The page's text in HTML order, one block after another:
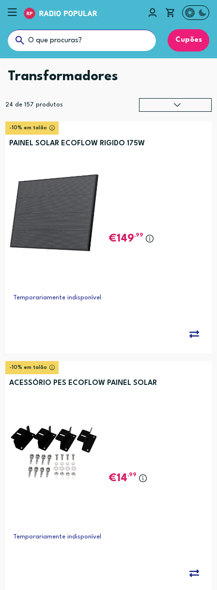
Cupões
Transformadores
24 de 157 produtos
-10% em talão
PAINEL SOLAR ECOFLOW RIGIDO 175W
149,99
Temporariamente indisponível
-10% em talão
ACESSÓRIO PES ECOFLOW PAINEL SOLAR
14,99
Temporariamente indisponível